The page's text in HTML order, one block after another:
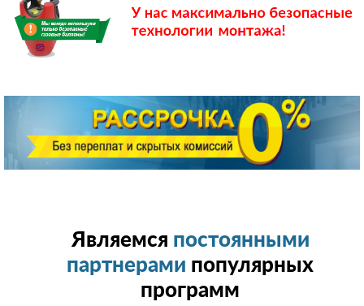
Являемся постоянными
партнерами популярных
программ